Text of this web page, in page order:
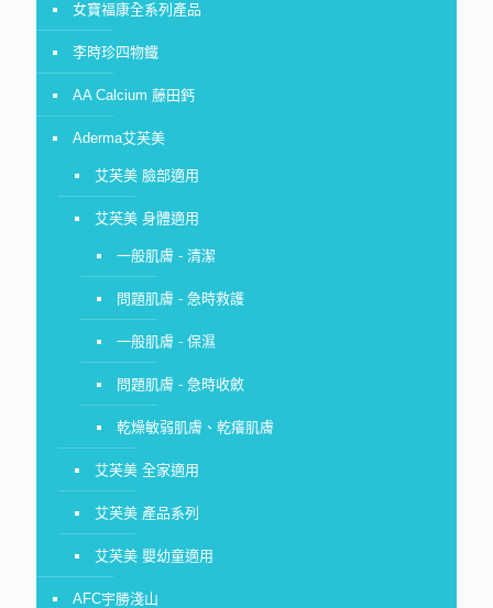
女寶福康全系列產品
李時珍四物鐵
AA Calcium 藤田鈣
Aderma艾芙美
艾芙美 臉部適用
艾芙美 身體適用
一般肌膚 - 清潔
問題肌膚 - 急時救護
一般肌膚 - 保濕
問題肌膚 - 急時收斂
乾燥敏弱肌膚、乾癢肌膚
艾芙美 全家適用
艾芙美 產品系列
艾芙美 嬰幼童適用
AFC宇勝淺山